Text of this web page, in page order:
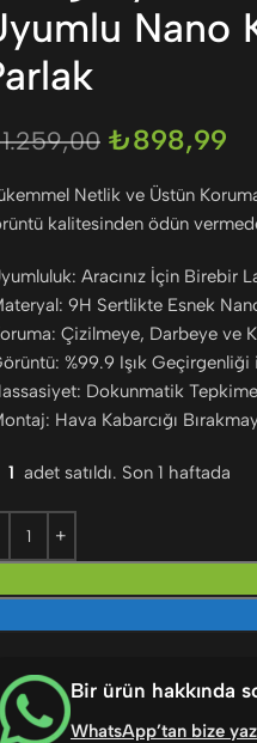
Nano
1.259,00 ₺898,99
Netlik ve Üstün
kalitesinden ödün
Aracınız İçin Birebir
9H Sertlikte Esnek
Çizilmeye, Darbeye ve
%99.9 Işık
Dokunmatik Tepkime
Hava Kabarcığı
1 adet satıldı. Son 1 haftada
Bir ürün hakkında
WhatsApp’tan bize